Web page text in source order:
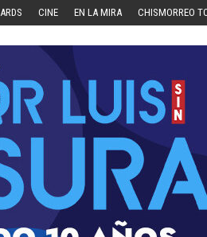
CINE EN LA MIRA CHISMORREO